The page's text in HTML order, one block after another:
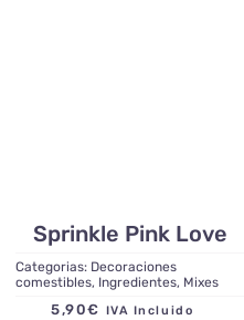
Sprinkle Pink Love
Categorias: Decoraciones
comestibles, Ingredientes, Mixes
5,90€ IVA Incluido